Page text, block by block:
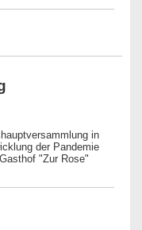
in
der Pandemie
"Zur Rose"